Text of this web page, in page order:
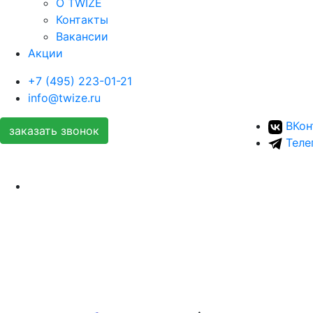
О TWIZE
Контакты
Вакансии
Акции
+7 (495) 223-01-21
info@twize.ru
заказать звонок